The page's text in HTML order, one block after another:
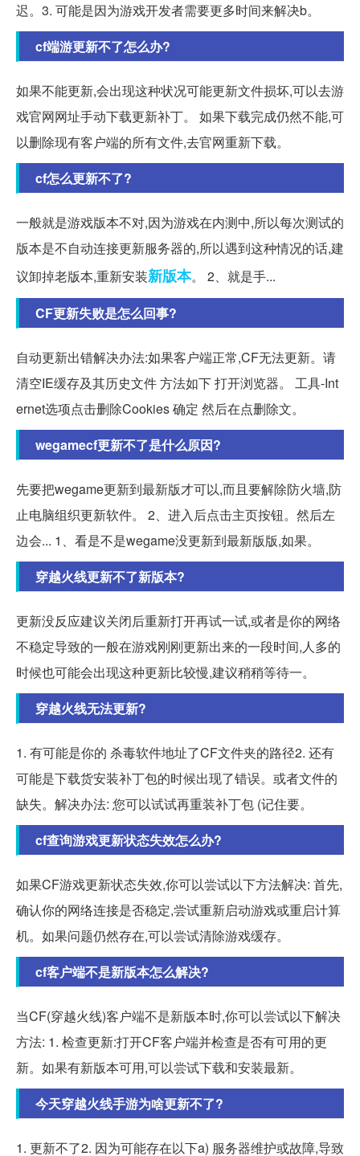
迟。3. 可能是因为游戏开发者需要更多时间来解决b。
cf端游更新不了怎么办?
如果不能更新,会出现这种状况可能更新文件损坏,可以去游
戏官网网址手动下载更新补丁。 如果下载完成仍然不能,可
以删除现有客户端的所有文件,去官网重新下载。
cf怎么更新不了?
一般就是游戏版本不对,因为游戏在内测中,所以每次测试的
版本是不自动连接更新服务器的,所以遇到这种情况的话,建
议卸掉老版本,重新安装新版本。 2、就是手...
CF更新失败是怎么回事?
自动更新出错解决办法:如果客户端正常,CF无法更新。请
清空IE缓存及其历史文件 方法如下 打开浏览器。 工具-Int
ernet选项点击删除Cookies 确定 然后在点删除文。
wegamecf更新不了是什么原因?
先要把wegame更新到最新版才可以,而且要解除防火墙,防
止电脑组织更新软件。 2、进入后点击主页按钮。然后左
边会... 1、看是不是wegame没更新到最新版版,如果。
穿越火线更新不了新版本?
更新没反应建议关闭后重新打开再试一试,或者是你的网络
不稳定导致的一般在游戏刚刚更新出来的一段时间,人多的
时候也可能会出现这种更新比较慢,建议稍稍等待一。
穿越火线无法更新?
1. 有可能是你的 杀毒软件地址了CF文件夹的路径2. 还有
可能是下载货安装补丁包的时候出现了错误。或者文件的
缺失。解决办法: 您可以试试再重装补丁包 (记住要。
cf查询游戏更新状态失效怎么办?
如果CF游戏更新状态失效,你可以尝试以下方法解决: 首先,
确认你的网络连接是否稳定,尝试重新启动游戏或重启计算
机。如果问题仍然存在,可以尝试清除游戏缓存。
cf客户端不是新版本怎么解决?
当CF(穿越火线)客户端不是新版本时,你可以尝试以下解决
方法: 1. 检查更新:打开CF客户端并检查是否有可用的更
新。如果有新版本可用,可以尝试下载和安装最新。
今天穿越火线手游为啥更新不了?
1. 更新不了2. 因为可能存在以下a) 服务器维护或故障,导致